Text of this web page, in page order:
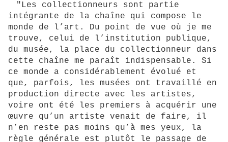
"Les collectionneurs sont partie
intégrante de la chaîne qui compose le
monde de l’art. Du point de vue où je me
trouve, celui de l’institution publique,
du musée, la place du collectionneur dans
cette chaîne me paraît indispensable. Si
ce monde a considérablement évolué et
que, parfois, les musées ont travaillé en
production directe avec les artistes,
voire ont été les premiers à acquérir une
œuvre qu’un artiste venait de faire, il
n’en reste pas moins qu’à mes yeux, la
règle générale est plutôt le passage de